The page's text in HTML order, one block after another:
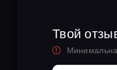
Твой